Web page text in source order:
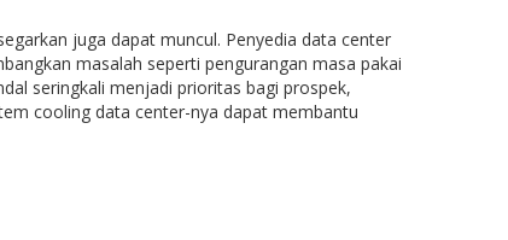
juga dapat muncul. Penyedia data center
masalah seperti pengurangan masa pakai
seringkali menjadi prioritas bagi prospek,
cooling data center-nya dapat membantu